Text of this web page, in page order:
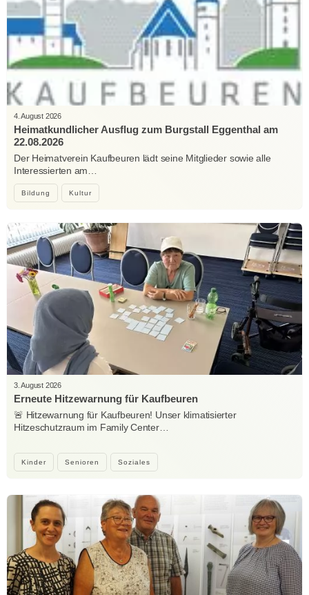
Bildung Kultur
4. August 2026
Heimatkundlicher Ausflug zum Burgstall Eggenthal am
22.08.2026
Der Heimatverein Kaufbeuren lädt seine Mitglieder sowie alle
Interessierten am…
Kinder Senioren Soziales
3. August 2026
Erneute Hitzewarnung für Kaufbeuren
🚨 Hitzewarnung für Kaufbeuren! Unser klimatisierter
Hitzeschutzraum im Family Center…